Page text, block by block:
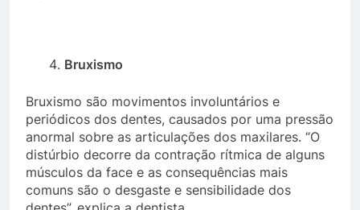
Bruxismo
Bruxismo são movimentos involuntários e
periódicos dos dentes, causados por uma pressão
anormal sobre as articulações dos maxilares. “O
distúrbio decorre da contração rítmica de alguns
músculos da face e as consequências mais
comuns são o desgaste e sensibilidade dos